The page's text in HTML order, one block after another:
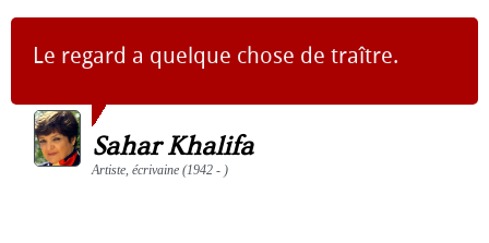
Le regard a quelque chose de traître.
Sahar Khalifa
Artiste, écrivaine (1942 - )